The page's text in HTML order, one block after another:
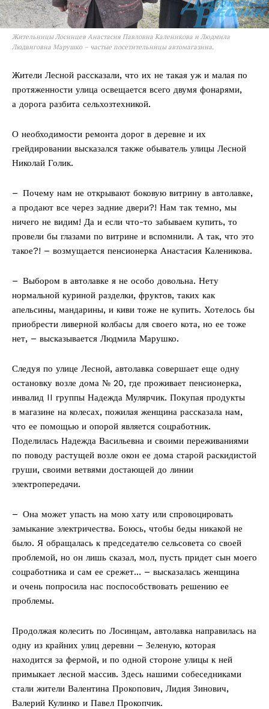
Жительницы Лосинцев Анастасия Павловна Каленикова и Людмила
Людвиговна Марушко – частые посетительницы автомагазина.
Жители Лесной рассказали, что их не такая уж и малая по
протяженности улица освещается всего двумя фонарями,
а дорога разбита сельхозтехникой.
О необходимости ремонта дорог в деревне и их
грейдировании высказался также обыватель улицы Лесной
Николай Голик.
– Почему нам не открывают боковую витрину в автолавке,
а продают все через задние двери?! Нам так темно, мы
ничего не видим! Да и если что-то забываем купить, то
провели бы глазами по витрине и вспомнили. А так, что это
такое?! – возмущается пенсионерка Анастасия Каленикова.
– Выбором в автолавке я не особо довольна. Нету
нормальной куриной разделки, фруктов, таких как
апельсины, мандарины, и киви тоже не купить. Хотелось бы
приобрести ливерной колбасы для своего кота, но ее тоже
нет, – высказывается Людмила Марушко.
Следуя по улице Лесной, автолавка совершает еще одну
остановку возле дома № 20, где проживает пенсионерка,
инвалид II группы Надежда Мулярчик. Покупая продукты
в магазине на колесах, пожилая женщина рассказала нам,
что ее помощью и опорой является соцработник.
Поделилась Надежда Васильевна и своими переживаниями
по поводу растущей возле окон ее дома старой раскидистой
груши, своими ветвями достающей до линии
электропередачи.
– Она может упасть на мою хату или спровоцировать
замыкание электричества. Боюсь, чтобы беды никакой не
было. Я обращалась к председателю сельсовета со своей
проблемой, но он лишь сказал, мол, пусть придет сын моего
соцработника и сам ее срежет… – высказалась женщина
и очень попросила нас поспособствовать решению ее
проблемы.
Продолжая колесить по Лосинцам, автолавка направилась на
одну из крайних улиц деревни – Зеленую, которая
находится за фермой, и по одной стороне улицы к ней
примыкает лесной массив. Здесь нашими собеседниками
стали жители Валентина Прокопович, Лидия Зинович,
Валерий Кулинко и Павел Прокопчик.